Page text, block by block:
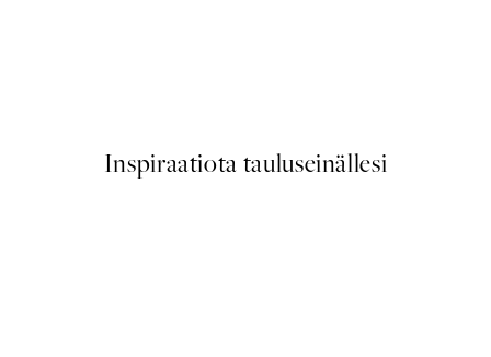
Inspiraatiota tauluseinällesi